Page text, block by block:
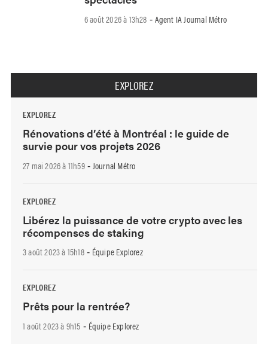
6 août 2026 à 13h28 - Agent IA Journal Métro
EXPLOREZ
EXPLOREZ
Rénovations d’été à Montréal : le guide de
survie pour vos projets 2026
27 mai 2026 à 11h59- Journal Métro
EXPLOREZ
Libérez la puissance de votre crypto avec les
récompenses de staking
3 août 2023 à 15h18- Équipe Explorez
EXPLOREZ
Prêts pour la rentrée?
1 août 2023 à 9h15 - Équipe Explorez